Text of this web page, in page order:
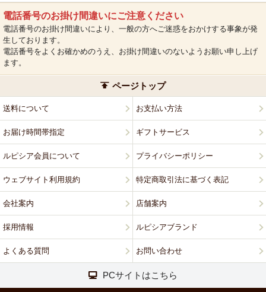
電話番号のお掛け間違いにご注意ください
電話番号のお掛け間違いにより、一般の方へご迷惑をおかけする事象が発
生しております。
電話番号をよくお確かめのうえ、お掛け間違いのないようお願い申し上げ
ます。
ページトップ
送料について お支払い方法
お届け時間帯指定 ギフトサービス
ルピシア会員について プライバシーポリシー
ウェブサイト利用規約 特定商取引法に基づく表記
会社案内 店舗案内
採用情報 ルピシアブランド
よくある質問 お問い合わせ
PCサイトはこちら